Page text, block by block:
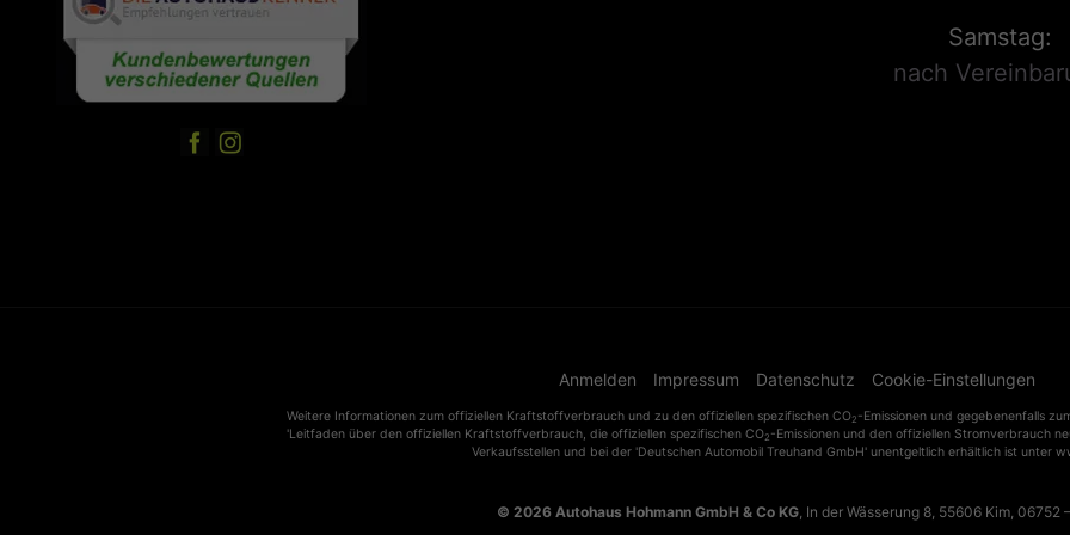
Samstag:
nach
Anmelden Impressum Datenschutz Cookie-Einstellungen
Weitere Informationen zum offiziellen Kraftstoffverbrauch und zu den offiziellen spezifischen CO2 -Emissionen und gegebenenfalls
'Leitfaden über den offiziellen Kraftstoffverbrauch, die offiziellen spezifischen CO2 -Emissionen und den offiziellen Stromverbrauch
Verkaufsstellen und bei der 'Deutschen Automobil Treuhand GmbH' unentgeltlich erhältlich ist unter
© 2026 Autohaus Hohmann GmbH & Co KG, In der Wässerung 8, 55606 Kim, 06752